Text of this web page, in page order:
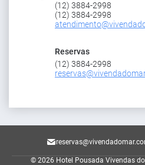
(12) 3884-2998
(12) 3884-2998
Reservas
(12) 3884-2998
© 2026 Hotel Pousada Vivendas do